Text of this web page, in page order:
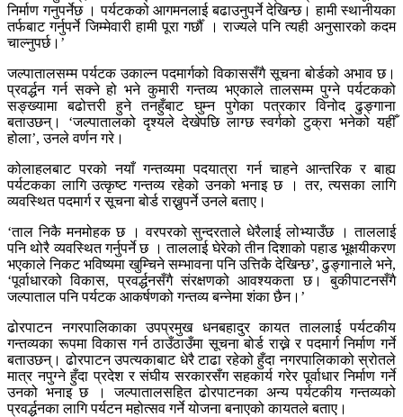
निर्माण गनुपर्नेछ । पर्यटकको आगमनलाई बढाउनुपर्ने देखिन्छ। हामी स्थानीयका
तर्फबाट गर्नुपर्ने जिम्मेवारी हामी पूरा गर्छौँ । राज्यले पनि त्यही अनुसारको कदम
चाल्नुपर्छ।’
जल्पातालसम्म पर्यटक उकाल्न पदमार्गको विकाससँगै सूचना बोर्डको अभाव छ।
प्रवर्द्धन गर्न सक्ने हो भने कुमारी गन्तव्य भएकाले तालसम्म पुग्ने पर्यटकको
सङ्ख्यामा बढोत्तरी हुने तनहुँबाट घुम्न पुगेका पत्रकार विनोद ढुङ्गाना
बताउछन्। ‘जल्पातालको दृश्यले देखेपछि लाग्छ स्वर्गको टुक्रा भनेको यहीँ
होला’, उनले वर्णन गरे।
कोलाहलबाट परको नयाँ गन्तव्यमा पदयात्रा गर्न चाहने आन्तरिक र बाह्य
पर्यटकका लागि उत्कृष्ट गन्तव्य रहेको उनको भनाइ छ । तर, त्यसका लागि
व्यवस्थित पदमार्ग र सूचना बोर्ड राख्नुपर्ने उनले बताए।
‘ताल निकै मनमोहक छ । वरपरको सुन्दरताले धेरैलाई लोभ्याउँछ । ताललाई
पनि थोरै व्यवस्थित गर्नुपर्ने छ । ताललाई घेरेको तीन दिशाको पहाड भूक्षयीकरण
भएकाले निकट भविष्यमा खुम्चिने सम्भावना पनि उत्तिकै देखिन्छ’, ढुङ्गानाले भने,
‘पूर्वाधारको विकास, प्रवर्द्धनसँगै संरक्षणको आवश्यकता छ। बुकीपाटनसँगै
जल्पाताल पनि पर्यटक आकर्षणको गन्तव्य बन्नेमा शंका छैन।’
ढोरपाटन नगरपालिकाका उपप्रमुख धनबहादुर कायत ताललाई पर्यटकीय
गन्तव्यका रूपमा विकास गर्न ठाउँठाउँमा सूचना बोर्ड राख्ने र पदमार्ग निर्माण गर्ने
बताउछन्। ढोरपाटन उपत्यकाबाट धेरै टाढा रहेको हुँदा नगरपालिकाको स्रोतले
मात्र नपुग्ने हुँदा प्रदेश र संघीय सरकारसँग सहकार्य गरेर पूर्वाधार निर्माण गर्ने
उनको भनाइ छ । जल्पातालसहित ढोरपाटनका अन्य पर्यटकीय गन्तव्यको
प्रवर्द्धनका लागि पर्यटन महोत्सव गर्ने योजना बनाएको कायतले बताए।